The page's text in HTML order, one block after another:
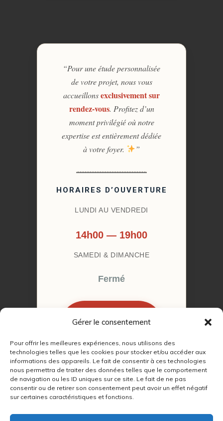
Gérer le consentement
Pour offrir les meilleures expériences, nous utilisons des
technologies telles que les cookies pour stocker et/ou accéder aux
informations des appareils. Le fait de consentir à ces technologies
nous permettra de traiter des données telles que le comportement
de navigation ou les ID uniques sur ce site. Le fait de ne pas
consentir ou de retirer son consentement peut avoir un effet négatif
sur certaines caractéristiques et fonctions.
“Pour une étude personnalisée
de votre projet, nous vous
accueillonsexclusivement sur
rendez-vous. Profitez d’un
moment privilégié où notre
expertise est entièrement dédiée
à votre foyer.
”
HORAIRES D’OUVERTURE
LUNDI AU VENDREDI
14h00 — 19h00
SAMEDI & DIMANCHE
Fermé
RENDEZ-VOUS
© 2022 – 2026Autour du Feu 77